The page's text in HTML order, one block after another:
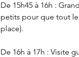
De 15h45 à 16h :
petits pour que tout
place).
De 16h à 17h : Visite